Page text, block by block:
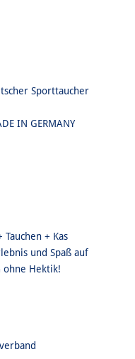
Sporttaucher
IN GERMANY
Tauchen + Kas
und Spaß auf
ohne Hektik!